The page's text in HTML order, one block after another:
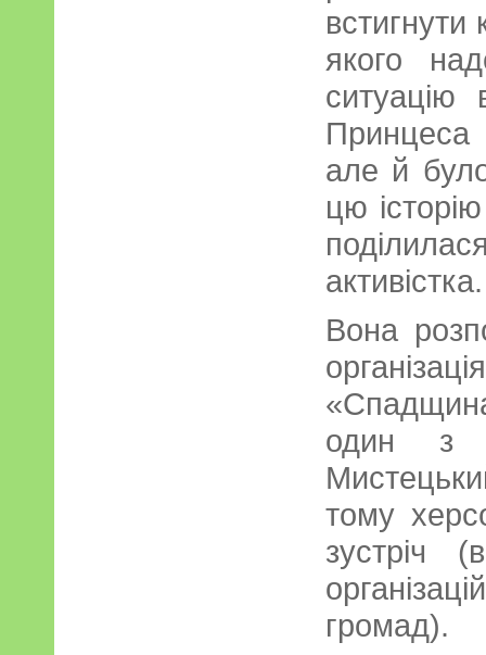
якого
ситуацію
але й
цю
активістка.
Вона
один з
тому
зустріч
громад).